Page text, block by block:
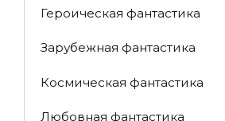
Героическая фантастика
Зарубежная фантастика
Космическая фантастика
Любовная фантастика